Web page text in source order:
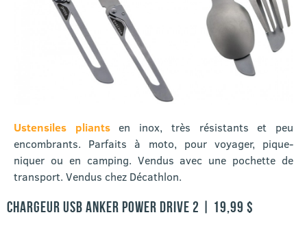
Ustensiles pliants
en inox, très résistants et peu
encombrants. Parfaits à moto, pour voyager, pique-
niquer ou en camping. Vendus avec une pochette de
transport. Vendus chez Décathlon.
CHARGEUR USB ANKER POWER DRIVE 2 | 19,99 $